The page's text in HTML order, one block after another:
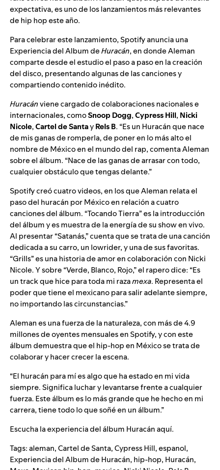
expectativa, es uno de los lanzamientos más relevantes
de hip hop este año.
Para celebrar este lanzamiento, Spotify anuncia una
Experiencia del Album deHuracán, en donde Aleman
comparte desde el estudioel paso a paso en la creación
del disco, presentando algunas de las canciones y
compartiendo contenido inédito.
Huracánviene cargado de colaboraciones nacionales e
internacionales, comoSnoopDogg,CypressHill, Nicki
Nicole,CarteldeSantayRelsB. “Es un Huracán que nace
de mis ganas de romperla, de poner en lo más alto el
nombre de México en el mundo del rap, comenta Aleman
sobre el álbum. “Nace de las ganas de arrasar con todo,
cualquier obstáculo que tengas delante.”
Spotify creó cuatro videos, en los que Aleman relata el
paso del huracán por México en relación a cuatro
canciones del álbum. “Tocando Tierra” es la introducción
del álbum y es muestra de la energía de su show en vivo.
Al presentar “Satanás,” cuenta que se trata de una canción
dedicada a su carro, un lowrider, y una de sus favoritas.
“Grills” es una historia de amor en colaboración con Nicki
Nicole. Y sobre “Verde, Blanco, Rojo,” el rapero dice: “Es
un track que hice para toda mi razamexa. Representa el
poder que tiene el mexicano para salir adelante siempre,
no importando las circunstancias.”
Aleman es una fuerza de la naturaleza, con más de 4.9
millones de oyentes mensuales en Spotify, y con este
álbum demuestra que el hip-hop en México se trata de
colaborar y hacer crecer la escena.
“El huracán para mí es algo que ha estado en mi vida
siempre. Significa luchar y levantarse frente a cualquier
fuerza. Este álbum es lo más grande que he hecho en mi
carrera, tiene todo lo que soñé en un álbum.”
Escucha la experiencia del álbum Huracánaquí.
Tags:aleman,Cartel de Santa,Cypress Hill,espanol,
Experiencia del Album de Huracán, hip-hop, Huracán,